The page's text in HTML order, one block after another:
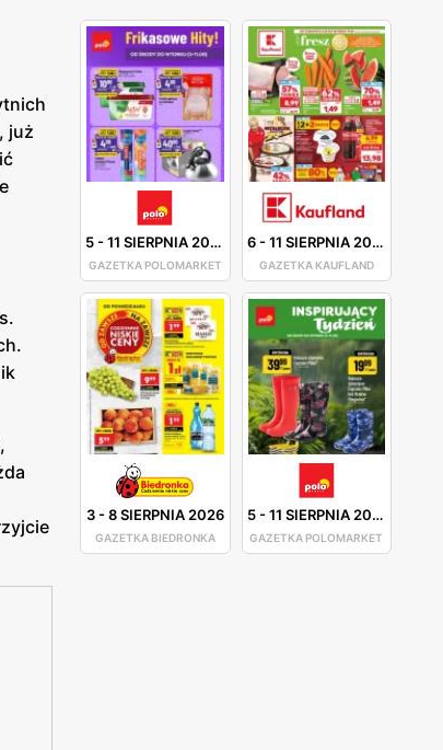
5-11 SIERPNIA 2026
GAZETKA POLOMARKET
6-11 SIERPNIA 2026
GAZETKA KAUFLAND
3-8 SIERPNIA 2026
GAZETKA BIEDRONKA
5-11 SIERPNIA 2026
GAZETKA POLOMARKET
już